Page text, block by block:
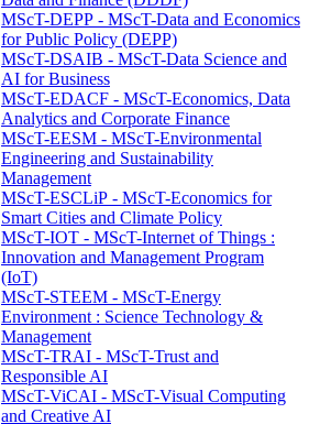
MScT-DEPP - MScT-Data and Economics
for Public Policy (DEPP)
MScT-DSAIB - MScT-Data Science and
AI for Business
MScT-EDACF - MScT-Economics, Data
Analytics and Corporate Finance
MScT-EESM - MScT-Environmental
Engineering and Sustainability
Management
MScT-ESCLiP - MScT-Economics for
Smart Cities and Climate Policy
MScT-IOT - MScT-Internet of Things :
Innovation and Management Program
(IoT)
MScT-STEEM - MScT-Energy
Environment : Science Technology &
Management
MScT-TRAI - MScT-Trust and
Responsible AI
MScT-ViCAI - MScT-Visual Computing
and Creative AI